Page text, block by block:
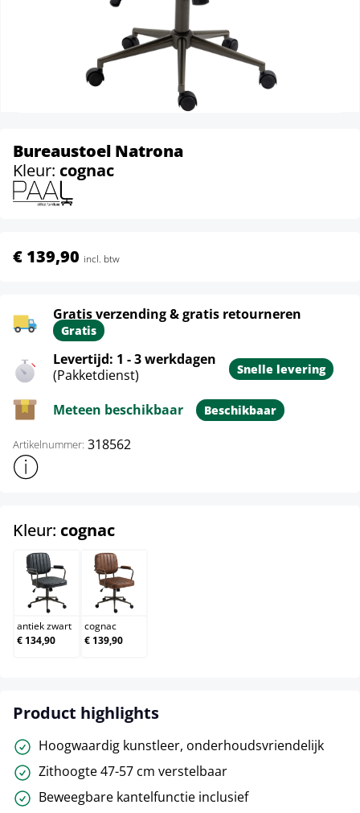
Bureaustoel Natrona
Kleur: cognac
€ 139,90 incl. btw
Gratis verzending & gratis retourneren
Gratis
Levertijd: 1 - 3 werkdagen
(Pakketdienst)
Snelle levering
Meteen beschikbaar Beschikbaar
Artikelnummer: 318562
Toon meer productinformatie
Kleur: cognacselect
antiek zwart
antiek zwart
€ 134,90
cognac
cognac
€ 139,90
Product highlights
Hoogwaardig kunstleer, onderhoudsvriendelijk
Zithoogte 47-57 cm verstelbaar
Beweegbare kantelfunctie inclusief